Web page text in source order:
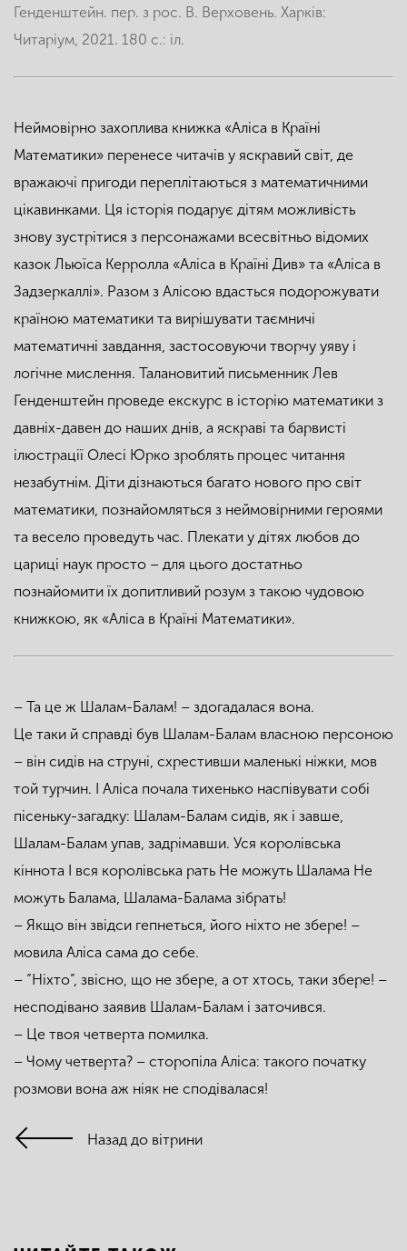
Генденштейн. пер. з рос. В. Верховень. Харків:
Читаріум, 2021. 180 с.: іл.
Неймовірно захоплива книжка «Аліса в Країні
Математики» перенесе читачів у яскравий світ, де
вражаючі пригоди переплітаються з математичними
цікавинками. Ця історія подарує дітям можливість
знову зустрітися з персонажами всесвітньо відомих
казок Льюїса Керролла «Аліса в Країні Див» та «Аліса в
Задзеркаллі». Разом з Алісою вдасться подорожувати
країною математики та вирішувати таємничі
математичні завдання, застосовуючи творчу уяву і
логічне мислення. Талановитий письменник Лев
Генденштейн проведе екскурс в історію математики з
давніх-давен до наших днів, а яскраві та барвисті
ілюстрації Олесі Юрко зроблять процес читання
незабутнім. Діти дізнаються багато нового про світ
математики, познайомляться з неймовірними героями
та весело проведуть час. Плекати у дітях любов до
цариці наук просто – для цього достатньо
познайомити їх допитливий розум з такою чудовою
книжкою, як «Аліса в Країні Математики».
– Та це ж Шалам-Балам! – здогадалася вона.
Це таки й справді був Шалам-Балам власною персоною
– він сидів на струні, схрестивши маленькі ніжки, мов
той турчин. І Аліса почала тихенько наспівувати собі
пісеньку-загадку: Шалам-Балам сидів, як і завше,
Шалам-Балам упав, задрімавши. Уся королівська
кіннота І вся королівська рать Не можуть Шалама Не
можуть Балама, Шалама-Балама зібрать!
– Якщо він звідси гепнеться, його ніхто не збере! –
мовила Аліса сама до себе.
– “Ніхто”, звісно, що не збере, а от хтось, таки збере! –
несподівано заявив Шалам-Балам і заточився.
– Це твоя четверта помилка.
– Чому четверта? – сторопіла Аліса: такого початку
розмови вона аж ніяк не сподівалася!
Назад до вітрини